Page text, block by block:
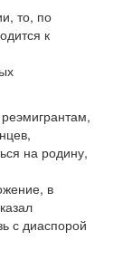
то, по
к
на родину,
в
с диаспорой